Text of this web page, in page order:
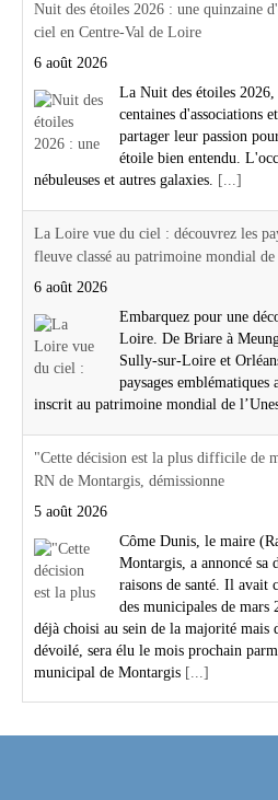
Nuit des étoiles 2026 : une quinzaine
ciel en Centre-Val de Loire
6 août 2026
La Nuit des étoiles
centaines d'associations
partager leur passion
étoile bien entendu.
nébuleuses et autres galaxies. [...]
La Loire vue du ciel : découvrez les
fleuve classé au patrimoine mondial de
6 août 2026
Embarquez pour une
Loire. De Briare à
Sully-sur-Loire et
paysages
inscrit au patrimoine mondial de
"Cette décision est la plus difficile de
RN de Montargis, démissionne
5 août 2026
Côme Dunis, le maire
Montargis, a annoncé sa
raisons de santé. Il
des municipales de mars
déjà choisi au sein de la majorité mais
dévoilé, sera élu le mois prochain
municipal de Montargis [...]